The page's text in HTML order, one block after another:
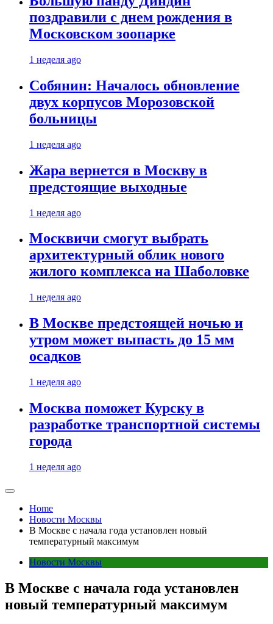
поздравили с днем рождения в
Московском зоопарке
1 неделя ago
Собянин: Началось обновление
двух корпусов Морозовской
больницы
1 неделя ago
Жара вернется в Москву в
предстоящие выходные
1 неделя ago
Москвичи смогут выбрать
архитектурный облик нового
жилого комплекса на Шаболовке
1 неделя ago
В Москве предстоящей ночью и
утром может выпасть до 15 мм
осадков
1 неделя ago
Москва поможет Курску в
разработке транспортной системы
города
1 неделя ago
Home
Новости Москвы
В Москве с начала года установлен новый
температурный максимум
Новости Москвы
В Москве с начала года установлен
новый температурный максимум